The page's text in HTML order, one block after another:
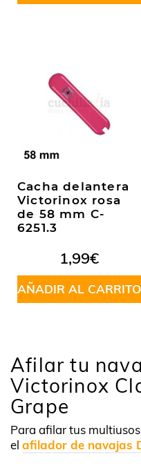
Cacha delantera
Victorinox rosa
de 58 mm C-
6251.3
1,99€
AÑADIR AL CARRITO
Afilar tu
Victorinox
Grape
Para afilar tus
el afilador de navajas